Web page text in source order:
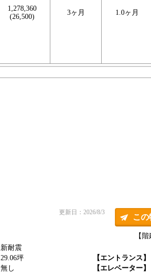
1,278,360
(26,500)
3ヶ月 1.0ヶ月
更新日：2026/8/3
こ
【
新耐震
29.06坪 【エントランス】
無し 【エレベーター】